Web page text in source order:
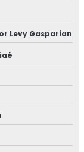
Levy Gasparian